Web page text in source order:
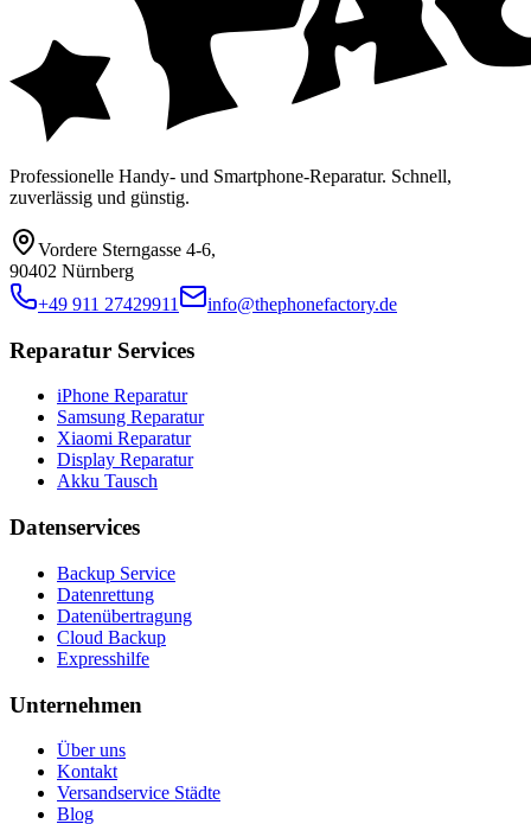
Professionelle Handy- und Smartphone-Reparatur. Schnell,
zuverlässig und günstig.
Vordere Sterngasse 4-6,
90402 Nürnberg
+49 911 27429911
info@thephonefactory.de
Reparatur Services
iPhone Reparatur
Samsung Reparatur
Xiaomi Reparatur
Display Reparatur
Akku Tausch
Datenservices
Backup Service
Datenrettung
Datenübertragung
Cloud Backup
Expresshilfe
Unternehmen
Über uns
Kontakt
Versandservice Städte
Blog